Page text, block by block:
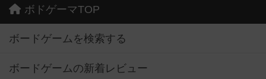
ボドゲーマTOP
ボードゲームを検索する
ボードゲームの新着レビュー